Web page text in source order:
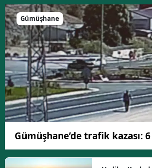
Gümüşhane
Gümüşhane’de trafik kazası: